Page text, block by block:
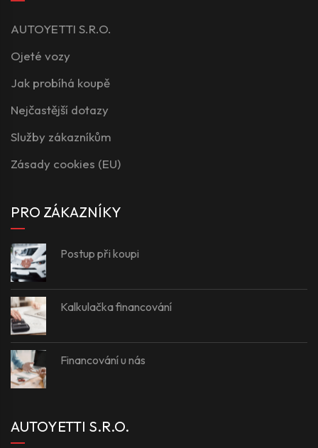
AUTOYETTI S.R.O.
Ojeté vozy
Jak probíhá koupě
Nejčastější dotazy
Služby zákazníkům
Zásady cookies (EU)
PRO ZÁKAZNÍKY
Postup při koupi
Kalkulačka financování
Financování u nás
AUTOYETTI S.R.O.